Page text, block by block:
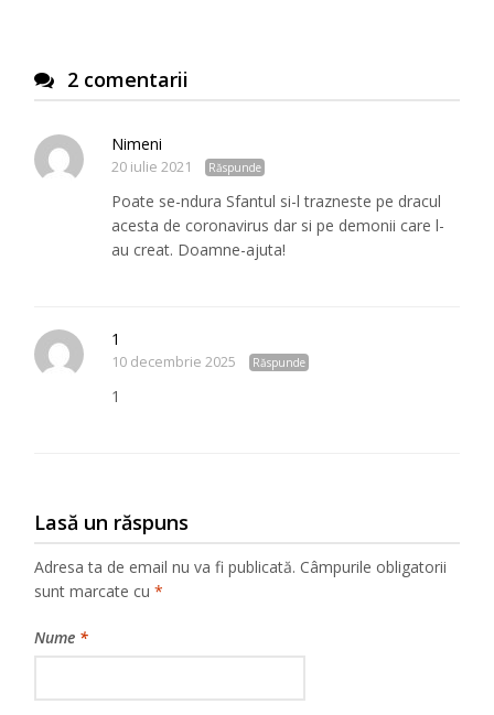
2 comentarii
Nimeni
20 iulie 2021 Răspunde
Poate se-ndura Sfantul si-l trazneste pe dracul
acesta de coronavirus dar si pe demonii care l-
au creat. Doamne-ajuta!
1
10 decembrie 2025 Răspunde
1
Lasă un răspuns
Adresa ta de email nu va fi publicată. Câmpurile obligatorii
sunt marcate cu*
Nume *